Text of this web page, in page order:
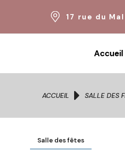
17 rue du
Accueil
Vous êtes ici :
ACCUEIL SALLE DES
Salle des fêtes